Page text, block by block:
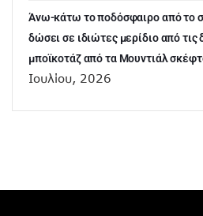
Άνω-κάτω το ποδόσφαιρο από το
δώσει σε ιδιώτες μερίδιο από τις
μποϊκοτάζ από τα Μουντιάλ
Ιουλίου, 2026